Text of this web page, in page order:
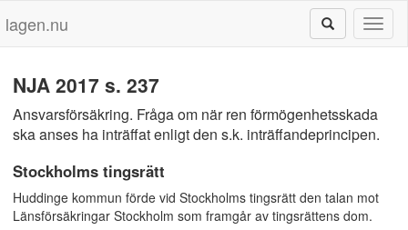
lagen.nu
NJA 2017 s. 237
Ansvarsförsäkring. Fråga om när ren förmögenhetsskada
ska anses ha inträffat enligt den s.k. inträffandeprincipen.
Stockholms tingsrätt
Huddinge kommun förde vid Stockholms tingsrätt den talan mot
Länsförsäkringar Stockholm som framgår av tingsrättens dom.